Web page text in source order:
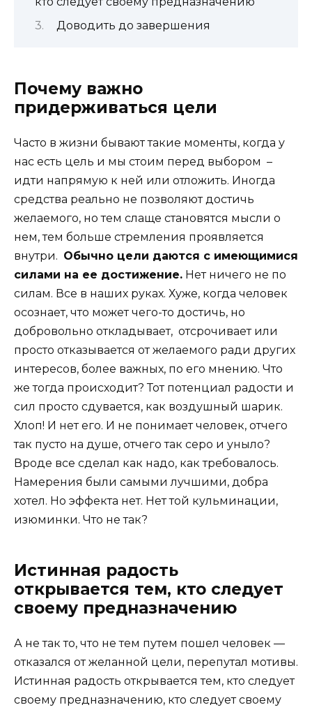
Доводить до завершения
Почему важно
придерживаться цели
Часто в жизни бывают такие моменты, когда у
нас есть цель и мы стоим перед выбором –
идти напрямую к ней или отложить. Иногда
средства реально не позволяют достичь
желаемого, но тем слаще становятся мысли о
нем, тем больше стремления проявляется
внутри. Обычно цели даются с имеющимися
силами на ее достижение. Нет ничего не по
силам. Все в наших руках. Хуже, когда человек
осознает, что может чего-то достичь, но
добровольно откладывает, отсрочивает или
просто отказывается от желаемого ради других
интересов, более важных, по его мнению. Что
же тогда происходит? Тот потенциал радости и
сил просто сдувается, как воздушный шарик.
Хлоп! И нет его. И не понимает человек, отчего
так пусто на душе, отчего так серо и уныло?
Вроде все сделал как надо, как требовалось.
Намерения были самыми лучшими, добра
хотел. Но эффекта нет. Нет той кульминации,
изюминки. Что не так?
Истинная радость
открывается тем, кто следует
своему предназначению
А не так то, что не тем путем пошел человек —
отказался от желанной цели, перепутал мотивы.
Истинная радость открывается тем, кто следует
своему предназначению, кто следует своему